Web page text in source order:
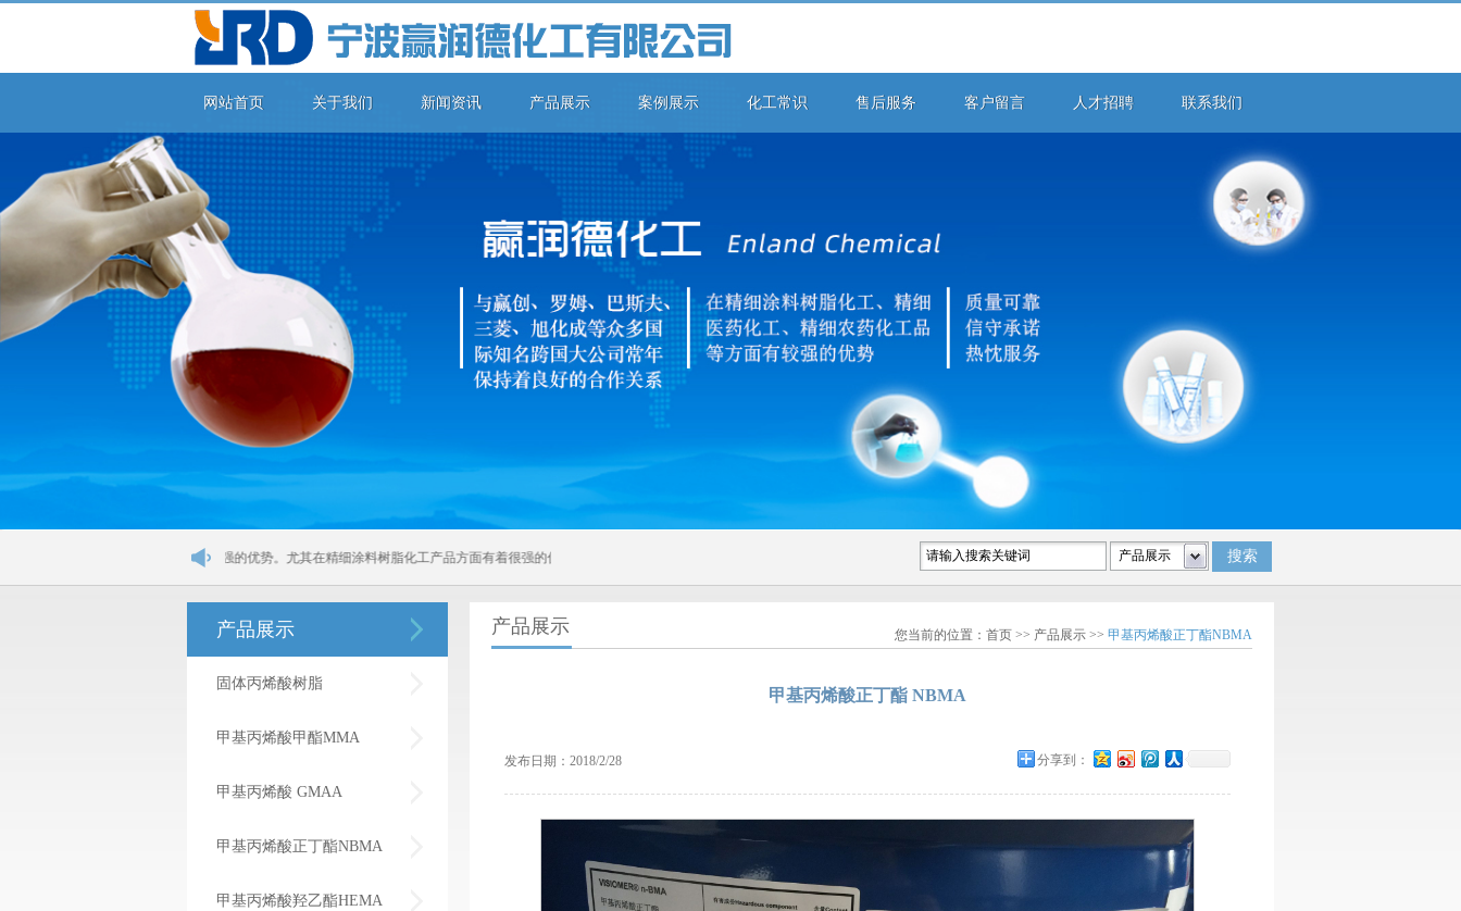
网站首页 关于我们 新闻资讯 产品展示 案例展示 化工常识 售后服务 客户留言 人才招聘 联系我们
农药化工品等方面有较强的优势。尤其在精细涂料树脂化工产品方面有着很强的优势，我公司一直是罗姆化学（ROHM）和赢创（EVONIK） 公司中国地区指定的一级代理商
产品展示
固体丙烯酸树脂
甲基丙烯酸甲酯MMA
甲基丙烯酸 GMAA
甲基丙烯酸正丁酯NBMA
甲基丙烯酸羟乙酯HEMA
产品展示 您当前的位置： 首页 >> 产品展示 >> 甲基丙烯酸正丁酯NBMA
甲基丙烯酸正丁酯 NBMA
发布日期：2018/2/28 分享到：